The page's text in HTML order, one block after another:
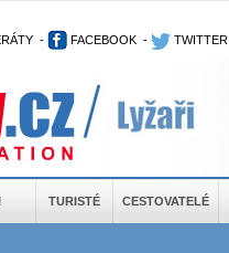
- FACEBOOK - TWITTER
TURISTÉ CESTOVATELÉ